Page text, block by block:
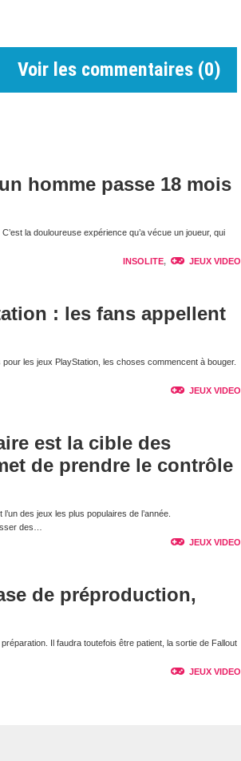
Voir les commentaires (0)
homme passe 18 mois
la douloureuse expérience qu’a vécue un joueur, qui
INSOLITE, JEUX VIDEO
: les fans appellent
les jeux PlayStation, les choses commencent à bouger.
JEUX VIDEO
est la cible des
de prendre le contrôle
des jeux les plus populaires de l’année.
des…
JEUX VIDEO
de préproduction,
Il faudra toutefois être patient, la sortie de Fallout
JEUX VIDEO